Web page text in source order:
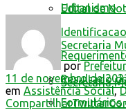
Edital de
Resultado
Formulários
Urbanismo
Secretaria
Secretaria
por
11 de novembro de
em Assistência Social,
CompartilharTwittar